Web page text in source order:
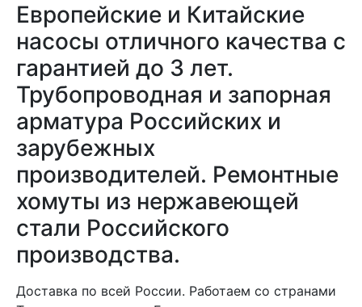
Европейские и Китайские
насосы отличного качества с
гарантией до 3 лет.
Трубопроводная и запорная
арматура Российских и
зарубежных
производителей. Ремонтные
хомуты из нержавеющей
стали Российского
производства.
Доставка по всей России. Работаем со странами